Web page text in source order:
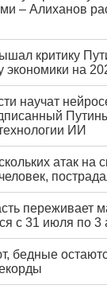
– Алиханов
критику
экономики на
научат
ИИ
атак на
переживает
с 31 июля по 3
бедные